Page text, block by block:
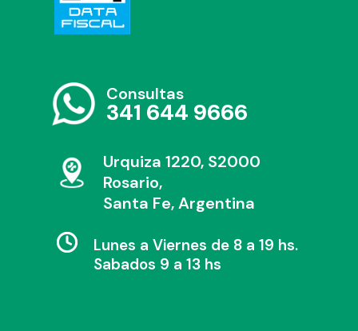
Consultas
341 644 9666
Urquiza 1220, S2000
Rosario,
Santa Fe, Argentina
Lunes a Viernes de 8 a 19 hs.
Sabados 9 a 13 hs